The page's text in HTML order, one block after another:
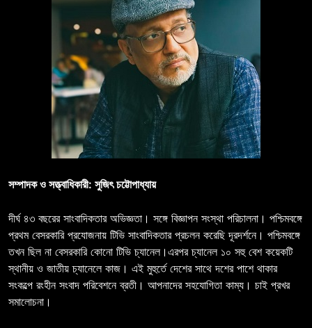
সম্পাদক ও সত্ত্বাধিকারী: সুজিৎ চট্টোপাধ্যায়
দীর্ঘ ৪৩ বছরের সাংবাদিকতার অভিজ্ঞতা। সঙ্গে বিজ্ঞাপন সংস্থা পরিচালনা। পশ্চিমবঙ্গে
প্রথম বেসরকারি প্রযোজনায় টিভি সাংবাদিকতার প্রচলন করেছি দূরদর্শনে। পশ্চিমবঙ্গে
তখন ছিল না বেসরকারি কোনো টিভি চ্যানেল।এরপর চ্যানেল ১০ সহু বেশ কয়েকটি
স্থানীয় ও জাতীয় চ্যানেলে কাজ। এই মুহুর্তে দেশের সাথে দশের পাশে থাকার
সংকল্পে রংহীন সংবাদ পরিবেশনে ব্রতী। আপনাদের সহযোগিতা কাম্য। চাই প্রখর
সমালোচনা।